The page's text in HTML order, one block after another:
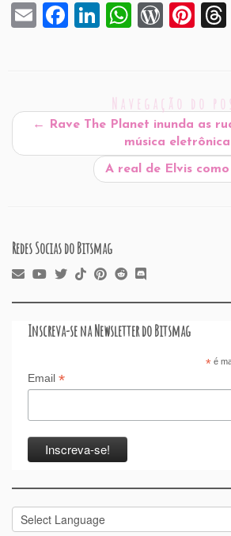
E
F
b
Li
e
dI
W
A
p
p
W
P
re
ss
Pi
t
s
Navegação do
←
Rave The Planet inunda as
música eletrônica
A real de Elvis como
Redes Socias do Bitsmag
Inscreva-se na Newsletter do Bitsmag
*é
Email *